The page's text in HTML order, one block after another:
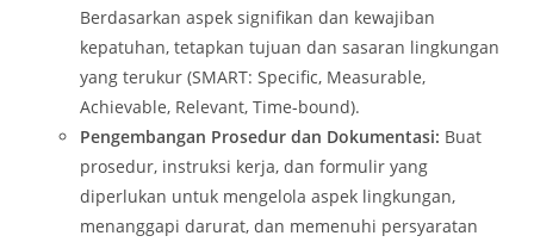
Berdasarkan aspek signifikan dan kewajiban
kepatuhan, tetapkan tujuan dan sasaran lingkungan
yang terukur (SMART: Specific, Measurable,
Achievable, Relevant, Time-bound).
Pengembangan Prosedur dan Dokumentasi: Buat
prosedur, instruksi kerja, dan formulir yang
diperlukan untuk mengelola aspek lingkungan,
menanggapi darurat, dan memenuhi persyaratan